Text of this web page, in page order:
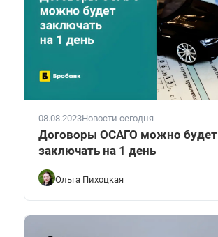
08.08.2023Новости сегодня
Договоры ОСАГО можно будет
заключать на 1 день
Ольга Пихоцкая